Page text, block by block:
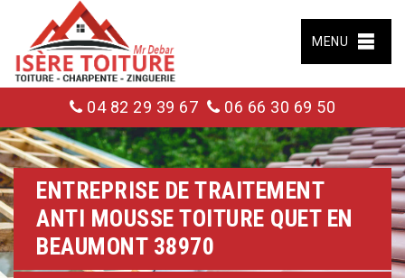
MENU
04 82 29 39 67 06 66 30 69 50
ENTREPRISE DE TRAITEMENT
ANTI MOUSSE TOITURE QUET EN
BEAUMONT 38970